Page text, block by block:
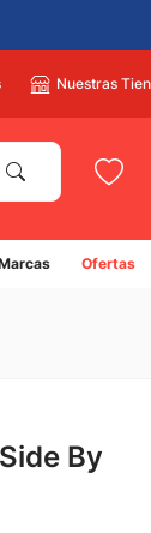
Nuestras
Ofertas
By